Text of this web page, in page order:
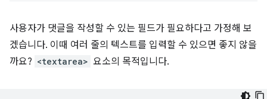
사용자가 댓글을 작성할 수 있는 필드가 필요하다고 가정해 보
겠습니다. 이때 여러 줄의 텍스트를 입력할 수 있으면 좋지 않을
까요? <textarea> 요소의 목적입니다.